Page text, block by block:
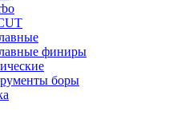
финиры
боры